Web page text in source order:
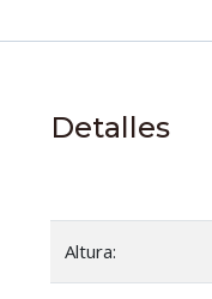
Detalles
Altura: